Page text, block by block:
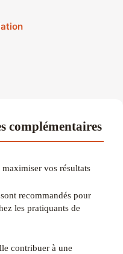
complémentaires
vos résultats
recommandés pour
les pratiquants de
contribuer à une